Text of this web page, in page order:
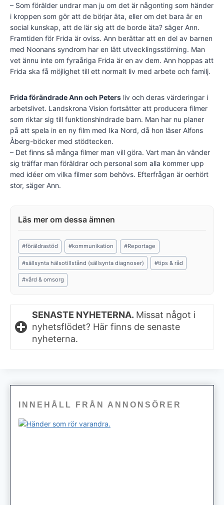
– Som förälder undrar man ju om det är någonting som händer
i kroppen som gör att de börjar äta, eller om det bara är en
social kunskap, att de lär sig att de borde äta? säger Ann.
Framtiden för Frida är oviss. Ann berättar att en del av barnen
med Noonans syndrom har en lätt utvecklingsstörning. Man
vet ännu inte om fyraåriga Frida är en av dem. Ann hoppas att
Frida ska få möjlighet till ett normalt liv med arbete och familj.
Frida förändrade Ann och Peters liv och deras värderingar i
arbetslivet. Landskrona Vision fortsätter att producera filmer
som riktar sig till funktionshindrade barn. Man har nu planer
på att spela in en ny film med Ika Nord, då hon läser Alfons
Åberg-böcker med stödtecken.
– Det finns så många filmer man vill göra. Vart man än vänder
sig träffar man föräldrar och personal som alla kommer upp
med idéer om vilka filmer som behövs. Efterfrågan är oerhört
stor, säger Ann.
Post
Tags:
#föräldrastöd #kommunikation #Reportage
#sällsynta hälsotillstånd (sällsynta diagnoser) #tips & råd
#vård & omsorg
SENASTE NYHETERNA. Missat något i
nyhetsflödet? Här finns de senaste
nyheterna.
INNEHÅLL FRÅN ANNONSÖRER